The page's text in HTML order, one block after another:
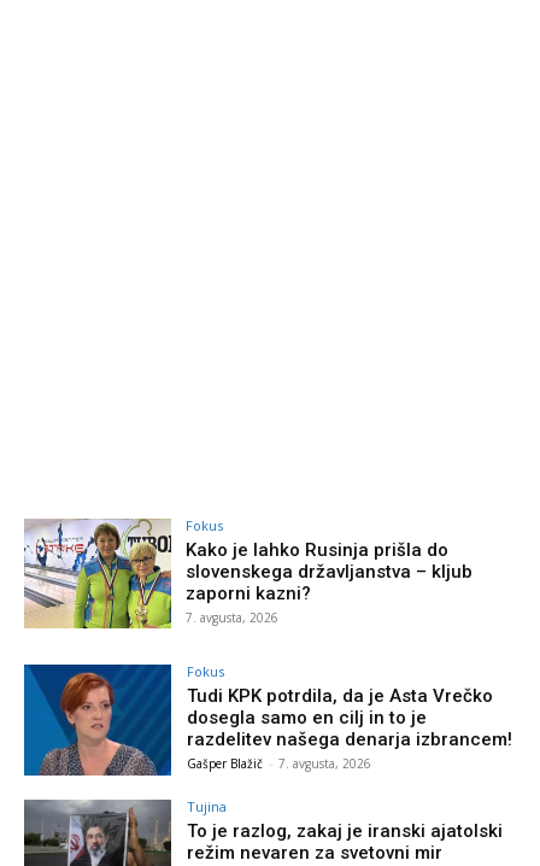
Fokus
Kako je lahko Rusinja prišla do
slovenskega državljanstva – kljub
zaporni kazni?
7. avgusta, 2026
Fokus
Tudi KPK potrdila, da je Asta Vrečko
dosegla samo en cilj in to je
razdelitev našega denarja izbrancem!
Gašper Blažič - 7. avgusta, 2026
Tujina
To je razlog, zakaj je iranski ajatolski
režim nevaren za svetovni mir